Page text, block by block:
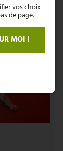
vos choix
de page.
MOI !